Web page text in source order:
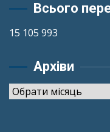
Всього
15 105 993
Архіви
Архіви